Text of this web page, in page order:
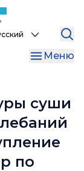
Меню
суши
по